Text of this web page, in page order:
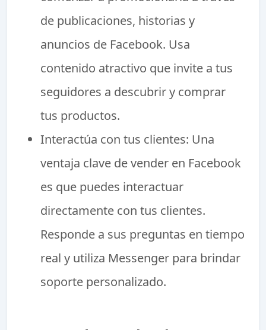
de publicaciones, historias y
anuncios de Facebook. Usa
contenido atractivo que invite a tus
seguidores a descubrir y comprar
tus productos.
Interactúa con tus clientes: Una
ventaja clave de vender en Facebook
es que puedes interactuar
directamente con tus clientes.
Responde a sus preguntas en tiempo
real y utiliza Messenger para brindar
soporte personalizado.